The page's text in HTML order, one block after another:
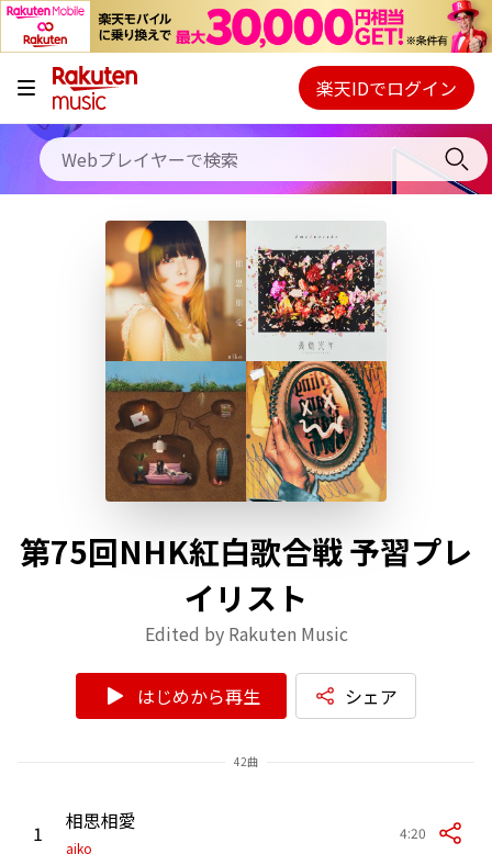
キャンペーン
料金プラン
使い方
初回30日間無料お試し
Webプレイヤー
ご契約内容の確認・変更
楽天IDでログイン
第75回NHK紅白歌合戦 予習プレ
イリスト
Edited by Rakuten Music
はじめから再生 シェア
42曲
1 相思相愛
aiko
4:20